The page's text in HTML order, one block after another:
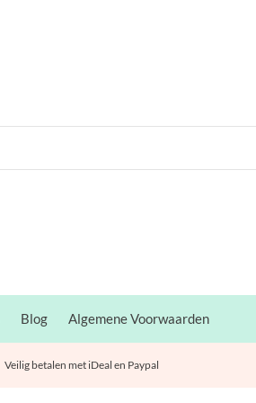
Blog Algemene Voorwaarden
Veilig betalen met iDeal en Paypal